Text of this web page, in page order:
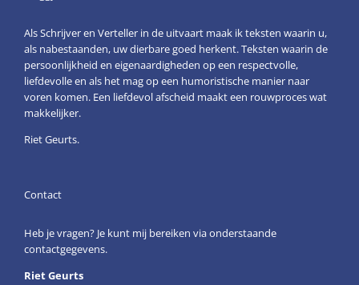
Als Schrijver en Verteller in de uitvaart maak ik teksten waarin u,
als nabestaanden, uw dierbare goed herkent. Teksten waarin de
persoonlijkheid en eigenaardigheden op een respectvolle,
liefdevolle en als het mag op een humoristische manier naar
voren komen. Een liefdevol afscheid maakt een rouwproces wat
makkelijker.
Riet Geurts.
Contact
Heb je vragen? Je kunt mij bereiken via onderstaande
contactgegevens.
Riet Geurts